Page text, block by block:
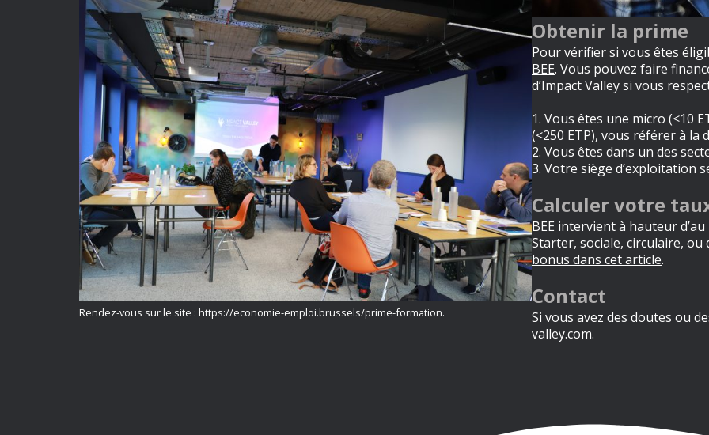
Rendez-vous sur le site : https://economie-emploi.brussels/prime-formation.
Obtenir la prime
Pour vérifier si vous êtes
BEE. Vous pouvez faire
d’Impact Valley si vous
1. Vous êtes une micro (<10
(<250 ETP), vous référer à la
2. Vous êtes dans un des
3. Votre siège d’exploitation
Calculer votre
BEE intervient à hauteur
Starter, sociale, circulaire,
bonus dans cet article.
Contact
Si vous avez des doutes ou
valley.com.